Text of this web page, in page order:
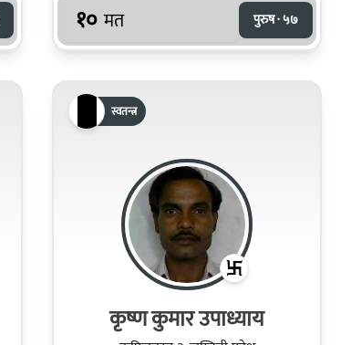
१० मत पुरुष · ५७
स्वतन्त्र
कृष्ण कुमार उपाध्याय